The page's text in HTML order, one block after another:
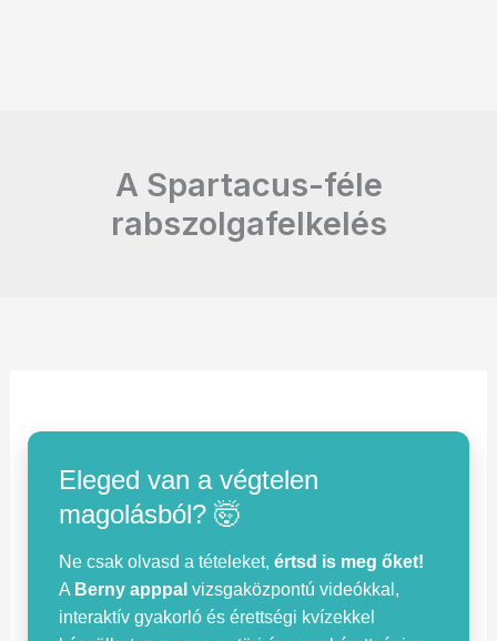
A Spartacus-féle
rabszolgafelkelés
Eleged van a végtelen
magolásból? 🤯
Ne csak olvasd a tételeket,értsd is meg őket!
A Berny apppal vizsgaközpontú videókkal,
interaktív gyakorló és érettségi kvízekkel